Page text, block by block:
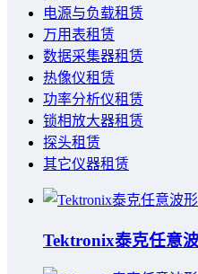
电源与负载租赁
万用表租赁
数据采集器租赁
热像仪租赁
功率分析仪租赁
锁相放大器租赁
探头租赁
其它仪器租赁
Tektronix泰克任意